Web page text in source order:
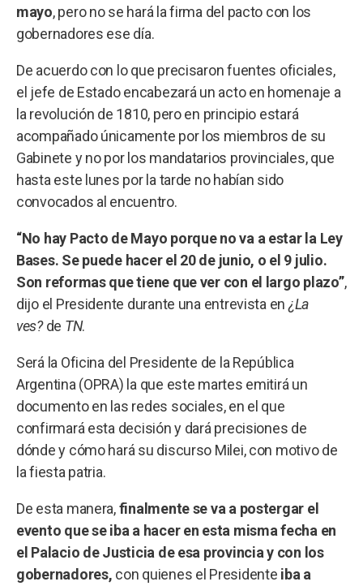
mayo, pero no se hará la firma del pacto con los
gobernadores ese día.
De acuerdo con lo que precisaron fuentes oficiales,
el jefe de Estado encabezará un acto en homenaje a
la revolución de 1810, pero en principio estará
acompañado únicamente por los miembros de su
Gabinete y no por los mandatarios provinciales, que
hasta este lunes por la tarde no habían sido
convocados al encuentro.
“No hay Pacto de Mayo porque no va a estar la Ley
Bases. Se puede hacer el 20 de junio, o el 9 julio.
Son reformas que tiene que ver con el largo plazo”,
dijo el Presidente durante una entrevista en ¿La
ves?de TN.
Será la Oficina del Presidente de la República
Argentina (OPRA) la que este martes emitirá un
documento en las redes sociales, en el que
confirmará esta decisión y dará precisiones de
dónde y cómo hará su discurso Milei, con motivo de
la fiesta patria.
De esta manera,finalmente se va a postergar el
evento que se iba a hacer en esta misma fecha en
el Palacio de Justicia de esa provincia y con los
gobernadores, con quienes el Presidente iba a